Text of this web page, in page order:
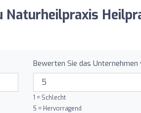
Naturheilpraxis
Bewerten Sie das Unternehmen
1 = Schlecht
5 = Hervorragend